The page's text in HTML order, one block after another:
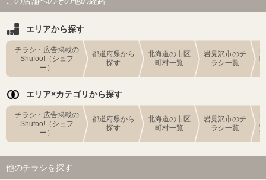
エリアから探す
チラシ・広告掲載の
Shufoo!（シュフ
ー）
都道府県から
探す
北海道の市区
町村一覧
岩見沢市のチ
ラシ一覧
エリア×カテゴリから探す
チラシ・広告掲載の
Shufoo!（シュフ
ー）
都道府県から
探す
北海道の市区
町村一覧
岩見沢市のチ
ラシ一覧
他のチラシを探す